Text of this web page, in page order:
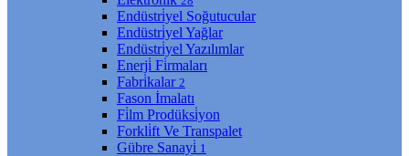
Endüstri̇yel Soğutucular
Endüstri̇yel Yağlar
Endüstri̇yel Yazılımlar
Enerji̇ Fi̇rmaları
Fabri̇kalar 2
Fason İmalatı
Fi̇lm Prodüksi̇yon
Forkli̇ft Ve Transpalet
Gübre Sanayi̇ 1